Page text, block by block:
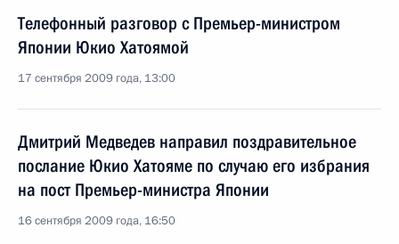
Телефонный разговор с Премьер-министром
Японии Юкио Хатоямой
17 сентября 2009 года, 13:00
Дмитрий Медведев направил поздравительное
послание Юкио Хатояме по случаю его избрания
на пост Премьер-министра Японии
16 сентября 2009 года, 16:50